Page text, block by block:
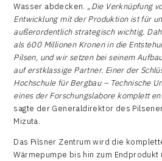
Wasser abdecken. „Die Verknüpfung
Entwicklung mit der Produktion ist für
außerordentlich strategisch wichtig.
als 600 Millionen Kronen in die
Pilsen, und wir setzen bei seinem
auf erstklassige Partner. Einer der
Hochschule für Bergbau – Technische
eines der Forschungslabore komplett
sagte der Generaldirektor des
Mizuta.
Das Pilsner Zentrum wird die
Wärmepumpe bis hin zum Endprodukt